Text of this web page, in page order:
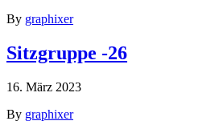
By graphixer
Sitzgruppe -26
16. März 2023
By graphixer